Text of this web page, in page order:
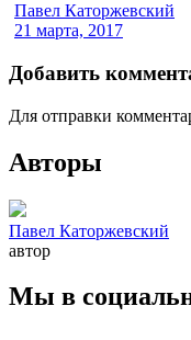
Павел Каторжевский
21 марта, 2017
Добавить
Для отправки
Авторы
Павел Каторжевский
автор
Мы в